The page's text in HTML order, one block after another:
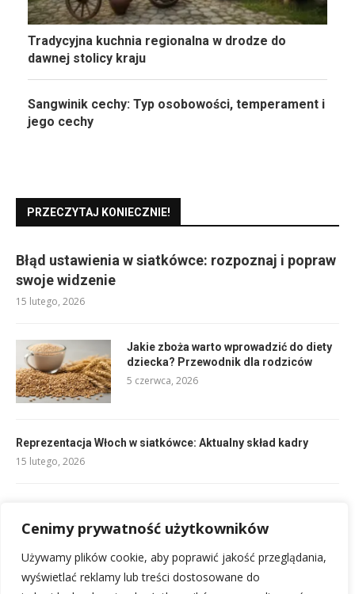
Cenimy prywatność użytkowników
Używamy plików cookie, aby poprawić jakość przeglądania,
wyświetlać reklamy lub treści dostosowane do
Tradycyjna kuchnia regionalna w drodze do
dawnej stolicy kraju
Sangwinik cechy: Typ osobowości, temperament i
jego cechy
PRZECZYTAJ KONIECZNIE!
Błąd ustawienia w siatkówce: rozpoznaj i popraw
swoje widzenie
15 lutego, 2026
Jakie zboża warto wprowadzić do diety
dziecka? Przewodnik dla rodziców
5 czerwca, 2026
Reprezentacja Włoch w siatkówce: Aktualny skład kadry
15 lutego, 2026
11 lutego, 2026
Składy Le Havre vs PSG: Analiza wyjściowych jedenastek
10 lutego, 2026